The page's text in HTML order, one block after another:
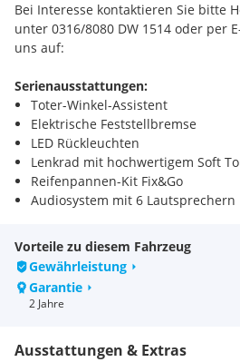
Bei Interesse kontaktieren Sie bitte
unter 0316/8080 DW 1514 oder per
uns auf:
Serienausstattungen:
Toter-Winkel-Assistent
Elektrische Feststellbremse
LED Rückleuchten
Lenkrad mit hochwertigem Soft
Reifenpannen-Kit Fix&Go
Audiosystem mit 6 Lautsprechern
Türgriffe innen verchromt
4-fach verstellbarer Beifahrersitz
6 Airbags
6 Gang Doppelkupplungautomatik
6-fach verstellbarer Fahrersitz
B Säule glanzschwarz
Vorteile zu diesem Fahrzeug
Gewährleistung
Garantie
2 Jahre
Ausstattungen & Extras